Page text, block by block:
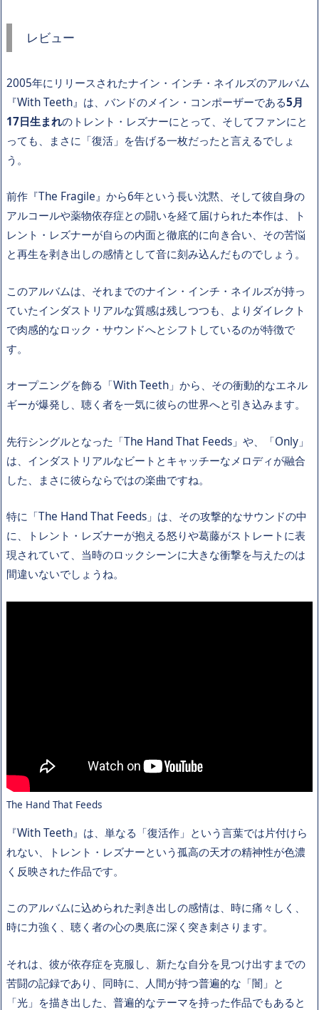
レビュー
2005年にリリースされたナイン・インチ・ネイルズのアルバム
『With Teeth』は、バンドのメイン・コンポーザーである5月
17日生まれのトレント・レズナーにとって、そしてファンにと
っても、まさに「復活」を告げる一枚だったと言えるでしょ
う。
前作『The Fragile』から6年という長い沈黙、そして彼自身の
アルコールや薬物依存症との闘いを経て届けられた本作は、ト
レント・レズナーが自らの内面と徹底的に向き合い、その苦悩
と再生を剥き出しの感情として音に刻み込んだものでしょう。
このアルバムは、それまでのナイン・インチ・ネイルズが持っ
ていたインダストリアルな質感は残しつつも、よりダイレクト
で肉感的なロック・サウンドへとシフトしているのが特徴で
す。
オープニングを飾る「With Teeth」から、その衝動的なエネル
ギーが爆発し、聴く者を一気に彼らの世界へと引き込みます。
先行シングルとなった「The Hand That Feeds」や、「Only」
は、インダストリアルなビートとキャッチーなメロディが融合
した、まさに彼らならではの楽曲ですね。
特に「The Hand That Feeds」は、その攻撃的なサウンドの中
に、トレント・レズナーが抱える怒りや葛藤がストレートに表
現されていて、当時のロックシーンに大きな衝撃を与えたのは
間違いないでしょうね。
The Hand That Feeds
『With Teeth』は、単なる「復活作」という言葉では片付けら
れない、トレント・レズナーという孤高の天才の精神性が色濃
く反映された作品です。
このアルバムに込められた剥き出しの感情は、時に痛々しく、
時に力強く、聴く者の心の奥底に深く突き刺さります。
それは、彼が依存症を克服し、新たな自分を見つけ出すまでの
苦闘の記録であり、同時に、人間が持つ普遍的な「闇」と
「光」を描き出した、普遍的なテーマを持った作品でもあると